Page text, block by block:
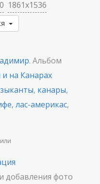
1861x1536
. Альбом
на Канарах
, канары,
, лас-америкас,
или
добавления фото